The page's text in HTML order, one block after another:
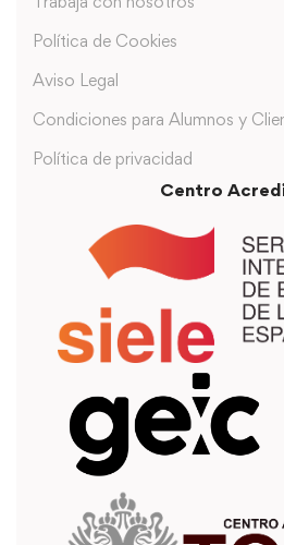
Política de Cookies
Aviso Legal
Condiciones para Alumnos y
Política de privacidad
Centro